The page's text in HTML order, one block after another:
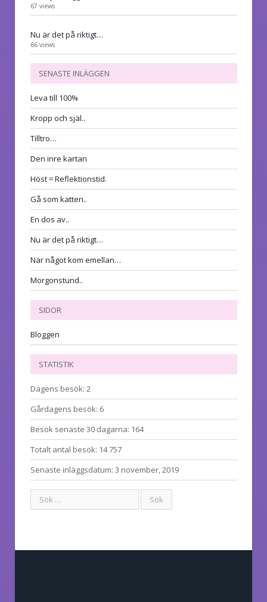
67 views
Nu är det på riktigt…
66 views
SENASTE INLÄGGEN
Leva till 100%
Kropp och själ..
Tilltro…
Den inre kartan
Höst = Reflektionstid.
Gå som katten..
En dos av..
Nu är det på riktigt…
När något kom emellan…
Morgonstund..
SIDOR
Bloggen
STATISTIK
Dagens besök: 2
Gårdagens besök: 6
Besök senaste 30 dagarna: 164
Totalt antal besök: 14 757
Senaste inläggsdatum: 3 november, 2019